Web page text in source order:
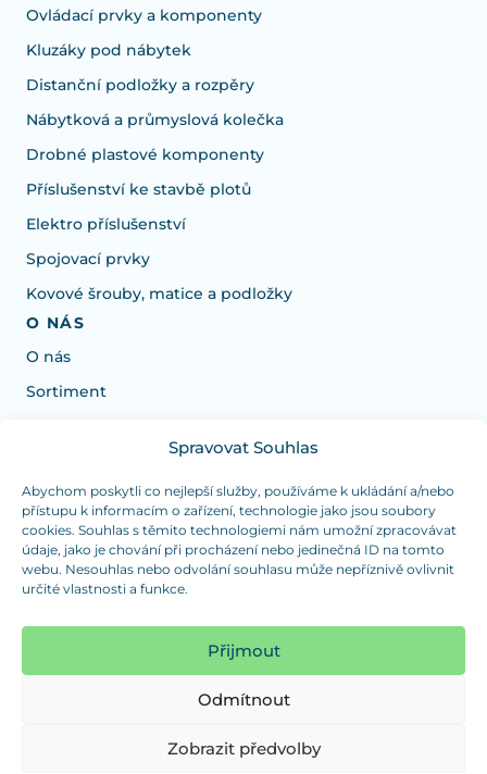
Spravovat Souhlas
Abychom poskytli co nejlepší služby, používáme k ukládání a/nebo
přístupu k informacím o zařízení, technologie jako jsou soubory
cookies. Souhlas s těmito technologiemi nám umožní zpracovávat
údaje, jako je chování při procházení nebo jedinečná ID na tomto
webu. Nesouhlas nebo odvolání souhlasu může nepříznivě ovlivnit
určité vlastnosti a funkce.
Přijmout
Odmítnout
Zobrazit předvolby
Ovládací prvky a komponenty
Kluzáky pod nábytek
Distanční podložky a rozpěry
Nábytková a průmyslová kolečka
Drobné plastové komponenty
Příslušenství ke stavbě plotů
Elektro příslušenství
Spojovací prvky
Kovové šrouby, matice a podložky
O NÁS
O nás
Sortiment
Potřebujete poradit s výběrem?
Jsme tu pro vás Pondělí-Čtvrtek od: 7:30 - 15:30 hodin
a Pátek od 7:30 - 14:30 hodin
info@dualpraha.cz +420 725 802 767
(platba pouze v hotovosti)
Jsme tu pro vás Pondělí-Čtvrtek od: 7:30 - 15:30 hodin